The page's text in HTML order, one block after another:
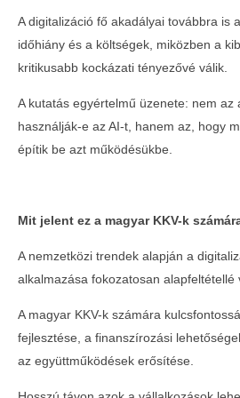
kapcsolatépítés és
Szabolcs-Szatmár-
2026-
Aktív magyar
legmagasabb szintű
fórumán a párizsi
A digitalizáció fő akadályai továbbra is
időhiány és a költségek, miközben a
kritikusabb kockázati tényezővé válik.
A kutatás egyértelmű üzenete: nem az
használják-e az AI-t, hanem az, hogy
építik be azt működésükbe.
Mit jelent ez a magyar KKV-k
A nemzetközi trendek alapján a
alkalmazása fokozatosan alapfeltétellé
A magyar KKV-k számára
fejlesztése, a finanszírozási
az együttműködések erősítése.